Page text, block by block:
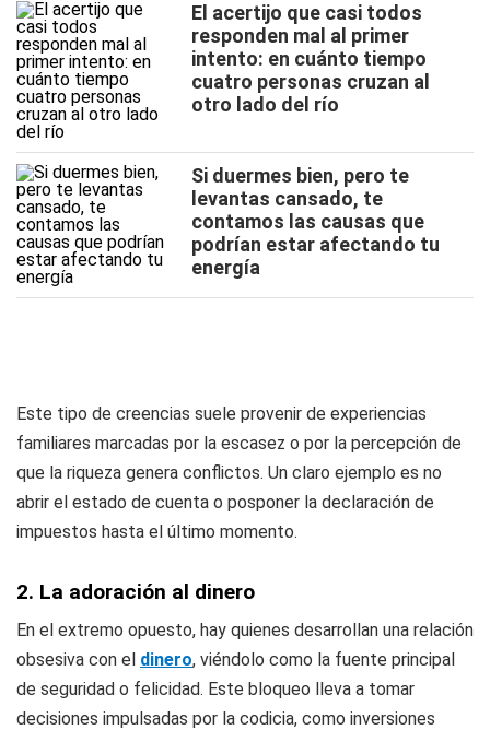
El acertijo que casi todos
responden mal al primer
intento: en cuánto tiempo
cuatro personas cruzan al
otro lado del río
Si duermes bien, pero te
levantas cansado, te
contamos las causas que
podrían estar afectando tu
energía
Este tipo de creencias suele provenir de experiencias
familiares marcadas por la escasez o por la percepción de
que la riqueza genera conflictos. Un claro ejemplo es no
abrir el estado de cuenta o posponer la declaración de
impuestos hasta el último momento.
2. La adoración al dinero
En el extremo opuesto, hay quienes desarrollan una relación
obsesiva con el dinero, viéndolo como la fuente principal
de seguridad o felicidad. Este bloqueo lleva a tomar
decisiones impulsadas por la codicia, como inversiones